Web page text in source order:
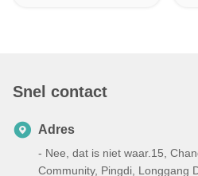
Snel contact
Adres
- Nee, dat is niet waar.15,
Community, Pingdi, Longgang